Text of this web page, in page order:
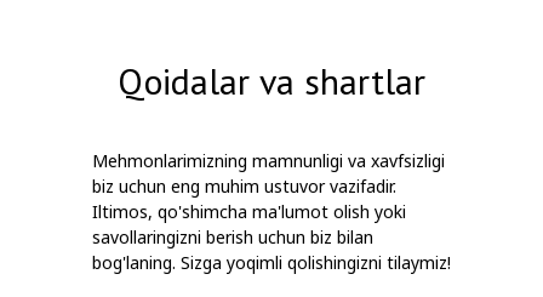
Qoidalar va shartlar
Mehmonlarimizning mamnunligi va xavfsizligi
biz uchun eng muhim ustuvor vazifadir.
Iltimos, qo'shimcha ma'lumot olish yoki
savollaringizni berish uchun biz bilan
bog'laning. Sizga yoqimli qolishingizni tilaymiz!